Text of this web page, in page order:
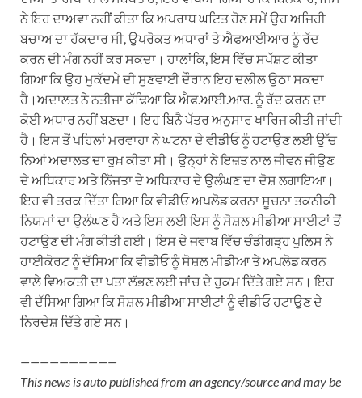
ਨੇ ਇਹ ਦਾਅਵਾ ਨਹੀਂ ਕੀਤਾ ਕਿ ਅਪਰਾਧ ਘਟਿਤ ਹੋਣ ਸਮੇਂ ਉਹ ਅਜਿਹੀ
ਬਚਾਅ ਦਾ ਹੱਕਦਾਰ ਸੀ, ਉਪਰੋਕਤ ਅਧਾਰਾਂ ਤੇ ਐਫਆਈਆਰ ਨੂੰ ਰੱਦ
ਕਰਨ ਦੀ ਮੰਗ ਨਹੀਂ ਕਰ ਸਕਦਾ। ਹਾਲਾਂਕਿ, ਇਸ ਵਿੱਚ ਸਪੱਸ਼ਟ ਕੀਤਾ
ਗਿਆ ਕਿ ਉਹ ਮੁਕੱਦਮੇ ਦੀ ਸੁਣਵਾਈ ਦੌਰਾਨ ਇਹ ਦਲੀਲ ਉਠਾ ਸਕਦਾ
ਹੈ।ਅਦਾਲਤ ਨੇ ਨਤੀਜਾ ਕੱਢਿਆ ਕਿ ਐਫ.ਆਈ.ਆਰ. ਨੂੰ ਰੱਦ ਕਰਨ ਦਾ
ਕੋਈ ਅਧਾਰ ਨਹੀਂ ਬਣਦਾ। ਇਹ ਬਿਨੈ ਪੱਤਰ ਅਨੁਸਾਰ ਖਾਰਿਜ ਕੀਤੀ ਜਾਂਦੀ
ਹੈ। ਇਸ ਤੋਂ ਪਹਿਲਾਂ ਮਰਵਾਹਾ ਨੇ ਘਟਨਾ ਦੇ ਵੀਡੀਓ ਨੂੰ ਹਟਾਉਣ ਲਈ ਉੱਚ
ਨਿਆਂ ਅਦਾਲਤ ਦਾ ਰੁਖ਼ ਕੀਤਾ ਸੀ। ਉਨ੍ਹਾਂ ਨੇ ਇਜ਼ਤ ਨਾਲ ਜੀਵਨ ਜੀਉਣ
ਦੇ ਅਧਿਕਾਰ ਅਤੇ ਨਿੱਜਤਾ ਦੇ ਅਧਿਕਾਰ ਦੇ ਉਲੰਘਣ ਦਾ ਦੋਸ਼ ਲਗਾਇਆ।
ਇਹ ਵੀ ਤਰਕ ਦਿੱਤਾ ਗਿਆ ਕਿ ਵੀਡੀਓ ਅਪਲੋਡ ਕਰਨਾ ਸੂਚਨਾ ਤਕਨੀਕੀ
ਨਿਯਮਾਂ ਦਾ ਉਲੰਘਣ ਹੈ ਅਤੇ ਇਸ ਲਈ ਇਸ ਨੂੰ ਸੋਸ਼ਲ ਮੀਡੀਆ ਸਾਈਟਾਂ ਤੋਂ
ਹਟਾਉਣ ਦੀ ਮੰਗ ਕੀਤੀ ਗਈ। ਇਸ ਦੇ ਜਵਾਬ ਵਿੱਚ ਚੰਡੀਗੜ੍ਹ ਪੁਲਿਸ ਨੇ
ਹਾਈਕੋਰਟ ਨੂੰ ਦੱਸਿਆ ਕਿ ਵੀਡੀਓ ਨੂੰ ਸੋਸ਼ਲ ਮੀਡੀਆ ਤੇ ਅਪਲੋਡ ਕਰਨ
ਵਾਲੇ ਵਿਅਕਤੀ ਦਾ ਪਤਾ ਲੱਭਣ ਲਈ ਜਾਂਚ ਦੇ ਹੁਕਮ ਦਿੱਤੇ ਗਏ ਸਨ। ਇਹ
ਵੀ ਦੱਸਿਆ ਗਿਆ ਕਿ ਸੋਸ਼ਲ ਮੀਡੀਆ ਸਾਈਟਾਂ ਨੂੰ ਵੀਡੀਓ ਹਟਾਉਣ ਦੇ
ਨਿਰਦੇਸ਼ ਦਿੱਤੇ ਗਏ ਸਨ।
——————————
This news is auto published from an agency/source and may be